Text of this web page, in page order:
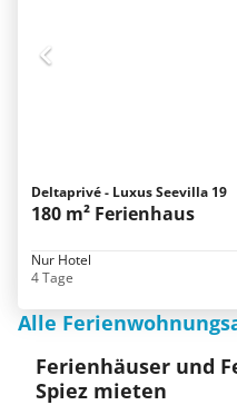
Deltaprivé - Luxus Seevilla 19
180 m² Ferienhaus
Nur Hotel
4 Tage
Alle
Ferienhäuser und
Spiez mieten